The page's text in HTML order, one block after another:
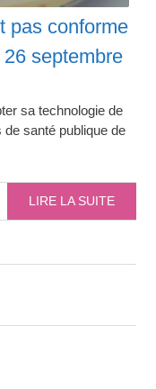
pas conforme
septembre
sa technologie de
santé publique de
LIRE LA SUITE